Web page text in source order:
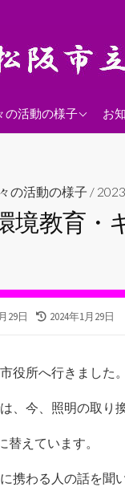
の活動の様子
年度
お
の活動の様子 /
教育・
29日
最
日
2024年1月29日
役所へ行きました。
、今、照明の取り
替えています。
携わる人の話を聞